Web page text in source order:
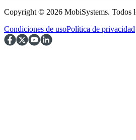
Copyright © 2026 MobiSystems. Todos
Condiciones de usoPolítica de privacidad